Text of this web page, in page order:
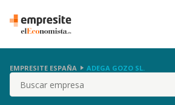
EMPRESITE ESPAÑA ADEGA GOZO SL.
Buscar